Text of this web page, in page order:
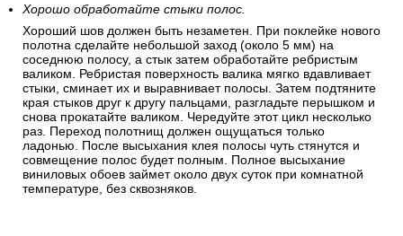
Хорошо обработайте стыки полос.
Хороший шов должен быть незаметен. При поклейке нового
полотна сделайте небольшой заход (около 5 мм) на
соседнюю полосу, а стык затем обработайте ребристым
валиком. Ребристая поверхность валика мягко вдавливает
стыки, сминает их и выравнивает полосы. Затем подтяните
края стыков друг к другу пальцами, разгладьте перышком и
снова прокатайте валиком. Чередуйте этот цикл несколько
раз. Переход полотнищ должен ощущаться только
ладонью. После высыхания клея полосы чуть стянутся и
совмещение полос будет полным. Полное высыхание
виниловых обоев займет около двух суток при комнатной
температуре, без сквозняков.